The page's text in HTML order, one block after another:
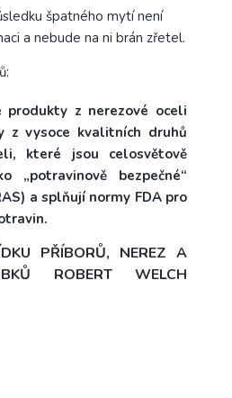
špatného mytí není
a nebude na ni brán zřetel.
produkty z nerezové oceli
z vysoce kvalitních druhů
které jsou celosvětově
„potravinově bezpečné“
a splňují normy FDA pro
PŘÍBORŮ, NEREZ A
ROBERT WELCH